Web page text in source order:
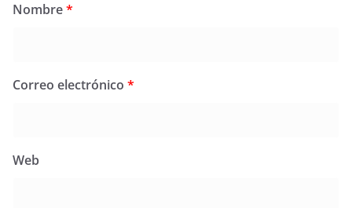
Nombre*
Correo electrónico *
Web